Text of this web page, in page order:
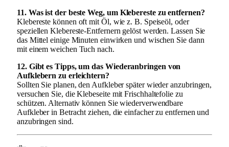
11. Was ist der beste Weg, um Klebereste zu entfernen?
Klebereste können oft mit Öl, wie z. B. Speiseöl, oder
speziellen Klebereste-Entfernern gelöst werden. Lassen Sie
das Mittel einige Minuten einwirken und wischen Sie dann
mit einem weichen Tuch nach.
12. Gibt es Tipps, um das Wiederanbringen von
Aufklebern zu erleichtern?
Sollten Sie planen, den Aufkleber später wieder anzubringen,
versuchen Sie, die Klebeseite mit Frischhaltefolie zu
schützen. Alternativ können Sie wiederverwendbare
Aufkleber in Betracht ziehen, die einfacher zu entfernen und
anzubringen sind.